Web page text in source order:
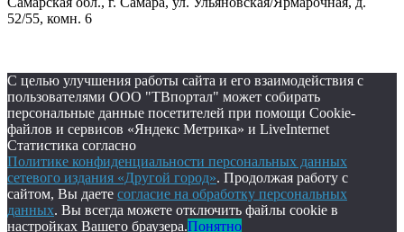
52/55, комн. 6
С целью улучшения работы сайта и его взаимодействия с
пользователями ООО "ТВпортал" может собирать
персональные данные посетителей при помощи Cookie-
файлов и сервисов «Яндекс Метрика» и LiveInternet
Статистика согласно
Политике конфиденциальности персональных данных
сетевого издания «Другой город». Продолжая работу с
сайтом, Вы даете согласие на обработку персональных
данных. Вы всегда можете отключить файлы cookie в
настройках Вашего браузера.Понятно